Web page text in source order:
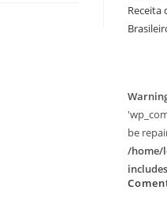
Receita
be
/home/